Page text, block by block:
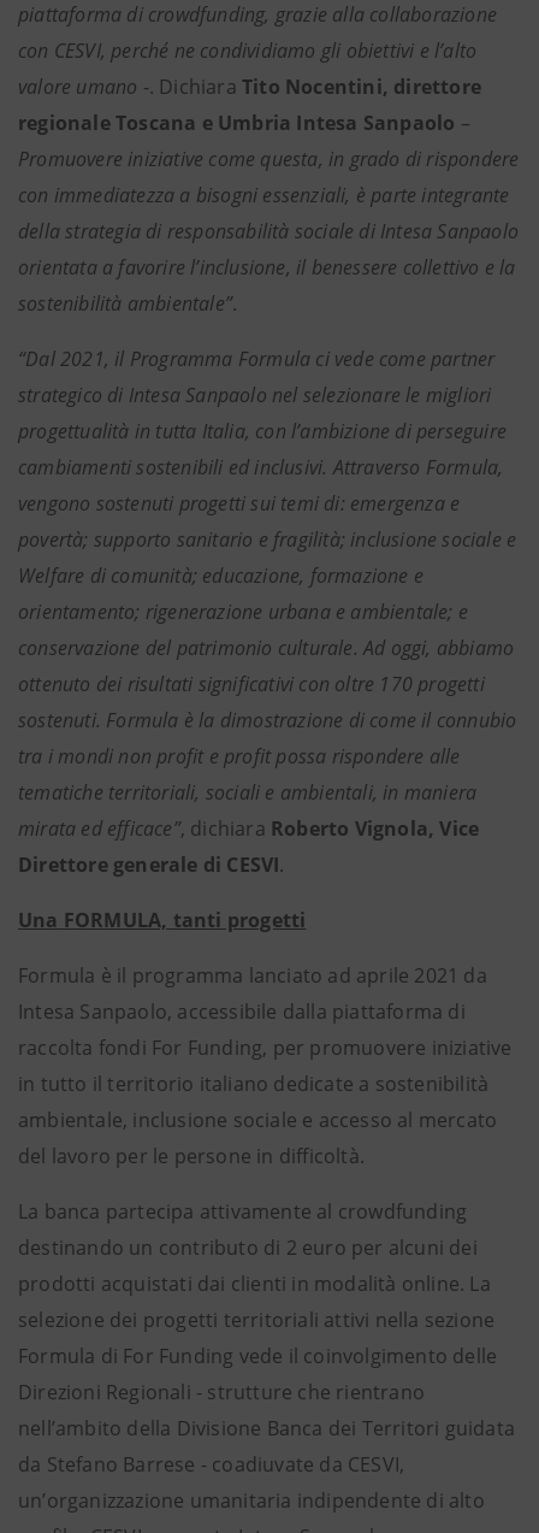
piattaforma di crowdfunding, grazie alla collaborazione
con CESVI, perché ne condividiamo gli obiettivi e l’alto
valore umano -. DichiaraTito Nocentini, direttore
regionale Toscana e Umbria Intesa Sanpaolo –
Promuovere iniziative come questa, in grado di rispondere
con immediatezza a bisogni essenziali, è parte integrante
della strategia di responsabilità sociale di Intesa Sanpaolo
orientata a favorire l’inclusione, il benessere collettivo e la
sostenibilità ambientale”.
“Dal 2021, il Programma Formula ci vede come partner
strategico di Intesa Sanpaolo nel selezionare le migliori
progettualità in tutta Italia, con l’ambizione di perseguire
cambiamenti sostenibili ed inclusivi. Attraverso Formula,
vengono sostenuti progetti sui temi di: emergenza e
povertà; supporto sanitario e fragilità; inclusione sociale e
Welfare di comunità; educazione, formazione e
orientamento; rigenerazione urbana e ambientale; e
conservazione del patrimonio culturale. Ad oggi, abbiamo
ottenuto dei risultati significativi con oltre 170 progetti
sostenuti. Formula è la dimostrazione di come il connubio
tra i mondi non profit e profit possa rispondere alle
tematiche territoriali, sociali e ambientali, in maniera
mirata ed efficace”, dichiara Roberto Vignola, Vice
Direttore generale di CESVI.
Una FORMULA, tanti progetti
Formula è il programma lanciato ad aprile 2021 da
Intesa Sanpaolo, accessibile dalla piattaforma di
raccolta fondi For Funding, per promuovere iniziative
in tutto il territorio italiano dedicate a sostenibilità
ambientale, inclusione sociale e accesso al mercato
del lavoro per le persone in difficoltà.
La banca partecipa attivamente al crowdfunding
destinando un contributo di 2 euro per alcuni dei
prodotti acquistati dai clienti in modalità online. La
selezione dei progetti territoriali attivi nella sezione
Formula di For Funding vede il coinvolgimento delle
Direzioni Regionali - strutture che rientrano
nell’ambito della Divisione Banca dei Territori guidata
da Stefano Barrese - coadiuvate da CESVI,
un’organizzazione umanitaria indipendente di alto